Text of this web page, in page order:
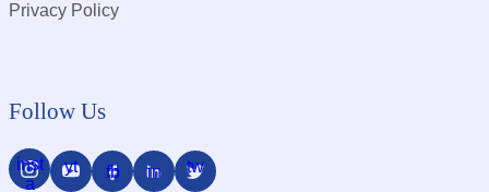
Privacy Policy
Follow Us
inst
a
yt fb in tw